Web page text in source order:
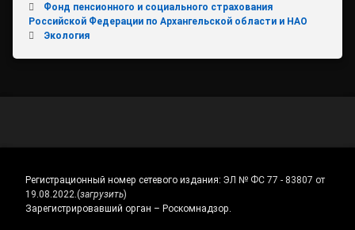
Фонд пенсионного и социального страхования
Российской Федерации по Архангельской области и НАО
Экология
Регистрационный номер сетевого издания: ЭЛ № ФС 77 - 83807 от
19.08.2022.(загрузить)
Зарегистрировавший орган – Роскомнадзор.